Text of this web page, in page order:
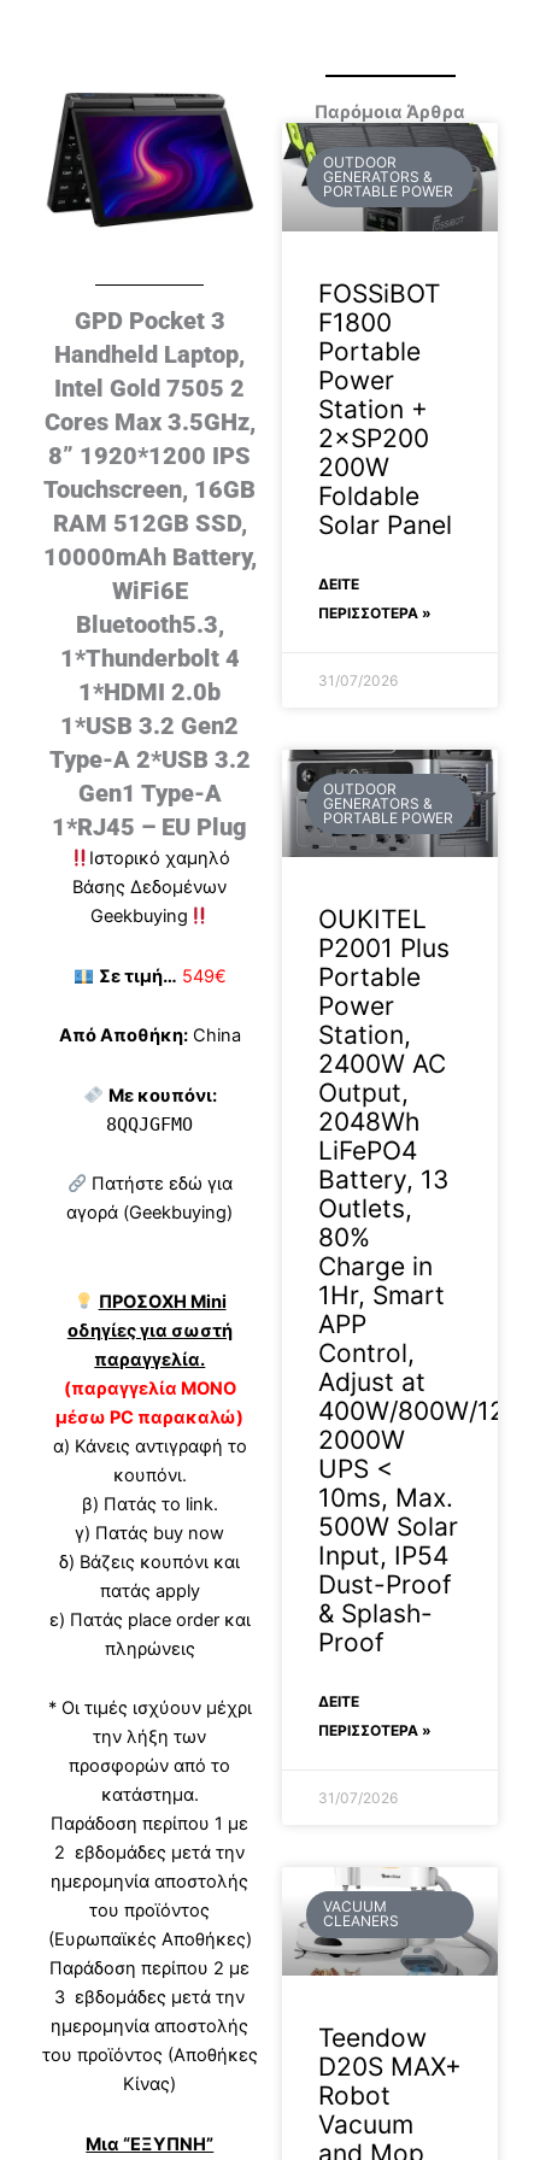
GPD Pocket 3
Handheld Laptop,
Intel Gold 7505 2
Cores Max 3.5GHz,
8” 1920*1200 IPS
Touchscreen, 16GB
RAM 512GB SSD,
10000mAh Battery,
WiFi6E
Bluetooth5.3,
1*Thunderbolt 4
1*HDMI 2.0b
1*USB 3.2 Gen2
Type-A 2*USB 3.2
Gen1 Type-A
1*RJ45 – EU Plug
Ιστορικό χαμηλό
Βάσης Δεδομένων
Geekbuying
Σε τιμή… 549€
Από Αποθήκη:China
Με κουπόνι:
8QQJGFMO
Πατήστε εδώ για
αγορά (Geekbuying)
ΠΡΟΣΟΧΗ Mini
οδηγίες για σωστή
παραγγελία.
(παραγγελία ΜΟΝΟ
μέσω PC παρακαλώ)
α) Κάνεις αντιγραφή το
κουπόνι.
β) Πατάς το link.
γ) Πατάς buy now
δ) Βάζεις κουπόνι και
πατάς apply
ε) Πατάς place order και
πληρώνεις
* Οι τιμές ισχύουν μέχρι
την λήξη των
προσφορών από το
κατάστημα.
Παράδοση περίπου 1 με
2 εβδομάδες μετά την
ημερομηνία αποστολής
του προϊόντος
(Ευρωπαϊκές Αποθήκες)
Παράδοση περίπου 2 με
3 εβδομάδες μετά την
ημερομηνία αποστολής
του προϊόντος (Αποθήκες
Κίνας)
Μια “ΕΞΥΠΝΗ”
Παρόμοια Άρθρα
OUTDOOR
GENERATORS &
PORTABLE POWER
FOSSiBOT
F1800
Portable
Power
Station +
2×SP200
200W
Foldable
Solar Panel
ΔΕΊΤΕ
ΠΕΡΙΣΣΟΤΕΡΑ »
31/07/2026
OUTDOOR
GENERATORS &
PORTABLE POWER
OUKITEL
P2001 Plus
Portable
Power
Station,
2400W AC
Output,
2048Wh
LiFePO4
Battery, 13
Outlets,
80%
Charge in
1Hr, Smart
APP
Control,
Adjust at
400W/800W/
2000W
UPS <
10ms, Max.
500W Solar
Input, IP54
Dust-Proof
& Splash-
Proof
ΔΕΊΤΕ
ΠΕΡΙΣΣΟΤΕΡΑ »
31/07/2026
VACUUM
CLEANERS
Teendow
D20S MAX+
Robot
Vacuum
and Mop